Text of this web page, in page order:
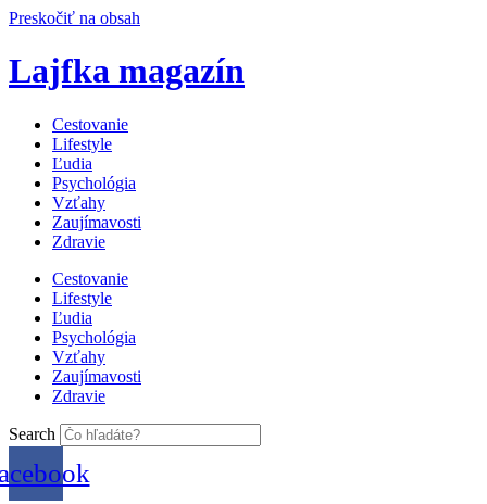
Preskočiť na obsah
Lajfka magazín
Cestovanie
Lifestyle
Ľudia
Psychológia
Vzťahy
Zaujímavosti
Zdravie
Cestovanie
Lifestyle
Ľudia
Psychológia
Vzťahy
Zaujímavosti
Zdravie
Search